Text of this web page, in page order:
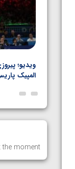
ویدیو؛
المپیک
moment.